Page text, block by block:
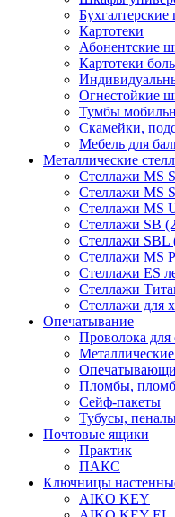
Картотеки
Абонентские
Картотеки
Огнестойкие
Тумбы
Скамейки,
Мебель для
Металлические
Стеллажи MS
Стеллажи MS
Стеллажи MS
Стеллажи SB
Стеллажи SBL
Стеллажи MS
Стеллажи ES
Стеллажи
Стеллажи для
Опечатывание
Проволока для
Пломбы,
Сейф-пакеты
Тубусы,
Почтовые ящики
Практик
ПАКС
Ключницы
AIKO KEY